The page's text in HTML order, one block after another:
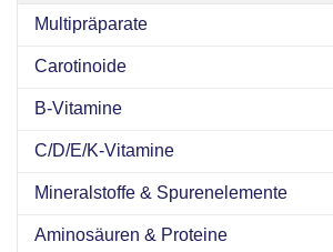
Multipräparate
Carotinoide
B-Vitamine
C/D/E/K-Vitamine
Mineralstoffe & Spurenelemente
Aminosäuren & Proteine